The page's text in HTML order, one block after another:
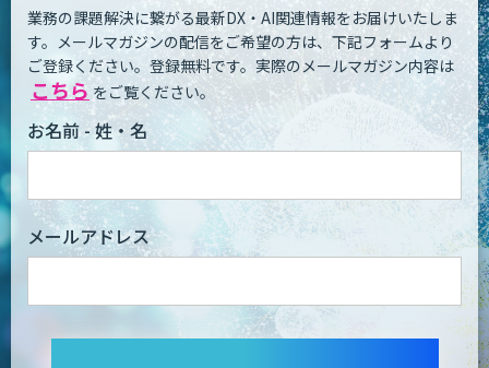
業務の課題解決に繋がる最新DX・AI関連情報をお届けいたしま
す。 メールマガジンの配信をご希望の方は、下記フォームより
ご登録ください。登録無料です。 実際のメールマガジン内容は
こちら をご覧ください。
お名前 - 姓・名
メールアドレス